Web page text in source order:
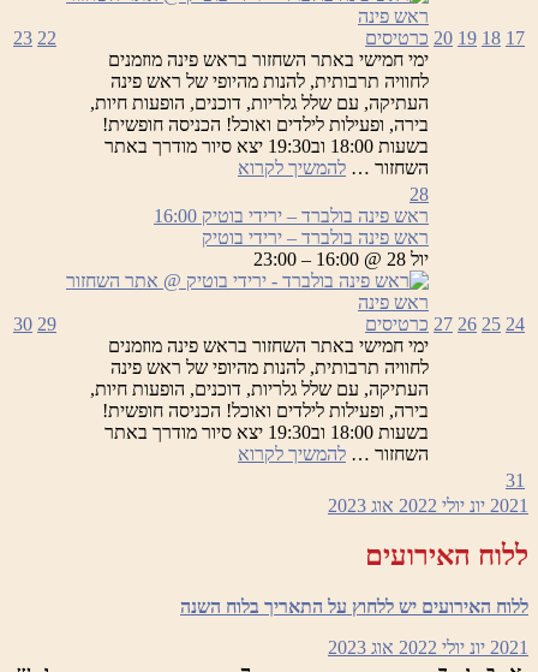
17
18
19
20 כרטיסים
ימי חמישי באתר השחזור בראש פינה מוזמנים
לחוויה תרבותית, להנות מהיופי של ראש פינה
העתיקה, עם שלל גלריות, דוכנים, הופעות חיות,
בירה, ופעילות לילדים ואוכל! הכניסה חופשית!
בשעות 18:00 וב19:30 יצא סיור מודרך באתר
השחזור … להמשיך לקרוא
בולברד
–
ירידי
בוטיק
22
23
24
25
26
27
28
ראש פינה בולברד – ירידי בוטיק 16:00
ראש פינה בולברד – ירידי בוטיק
יול 28 @ 16:00 – 23:00
כרטיסים
ימי חמישי באתר השחזור בראש פינה מוזמנים
לחוויה תרבותית, להנות מהיופי של ראש פינה
העתיקה, עם שלל גלריות, דוכנים, הופעות חיות,
בירה, ופעילות לילדים ואוכל! הכניסה חופשית!
בשעות 18:00 וב19:30 יצא סיור מודרך באתר
השחזור … להמשיך לקרוא
29
30
31
2021 יונ יולי 2022 אוג 2023
ללוח האירועים
ללוח האירועים יש ללחוץ על התאריך בלוח השנה
2021 יונ יולי 2022 אוג 2023